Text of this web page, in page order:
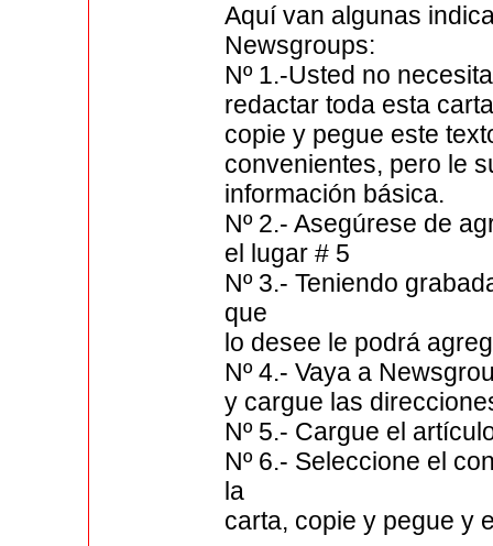
Aquí van algunas
Newsgroups:
Nº 1.-Usted no necesita
redactar toda esta
copie y pegue este
convenientes, pero le
información básica.
Nº 2.- Asegúrese de
el lugar # 5
Nº 3.- Teniendo
que
lo desee le podrá
Nº 4.- Vaya a
y cargue las
Nº 5.- Cargue el
Nº 6.- Seleccione el
la
carta, copie y pegue y